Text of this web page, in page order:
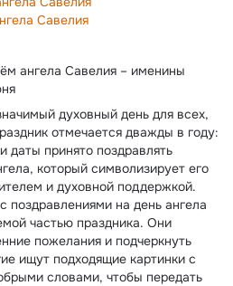
Савелия
ангела Савелия – именины
духовный день для всех,
отмечается дважды в году:
даты принято поздравлять
который символизирует его
и духовной поддержкой.
поздравлениями на день ангела
частью праздника. Они
пожелания и подчеркнуть
ищут подходящие картинки с
словами, чтобы передать